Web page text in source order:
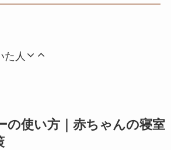
た人
の使い方｜赤ちゃんの寝室